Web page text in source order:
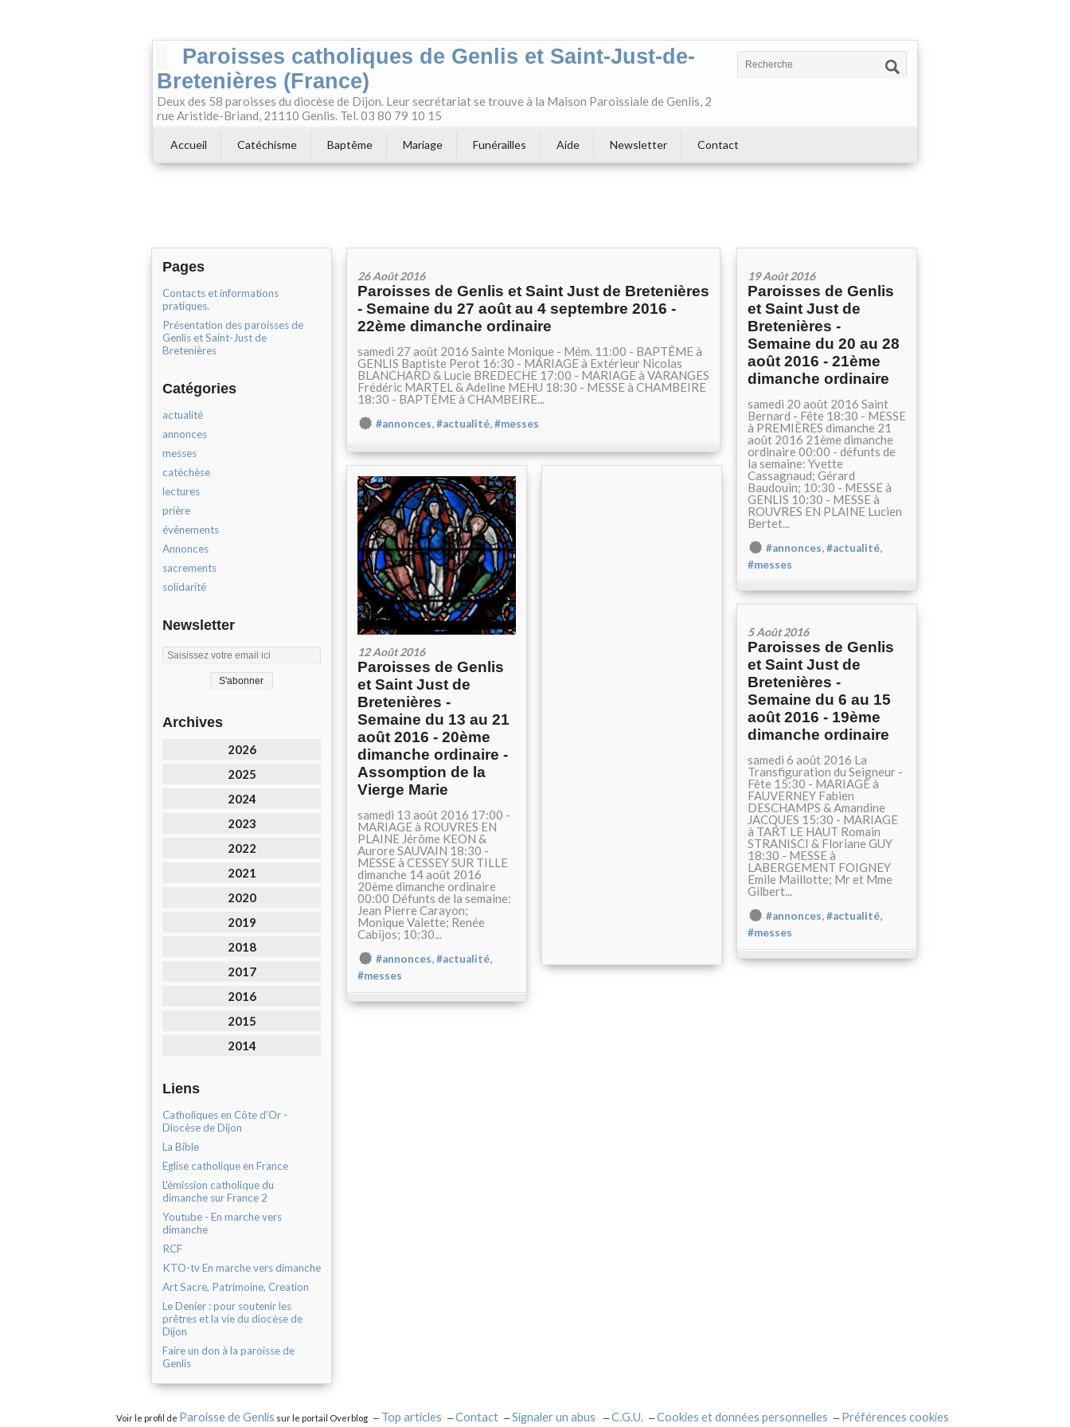
Paroisses catholiques de Genlis et Saint-Just-de-
Bretenières (France)
Deux des 58 paroisses du diocèse de Dijon. Leur secrétariat se trouve à la Maison Paroissiale de Genlis, 2
rue Aristide-Briand, 21110 Genlis. Tel. 03 80 79 10 15
Accueil Catéchisme Baptême Mariage Funérailles Aide Newsletter Contact
Pages
Contacts et informations
pratiques.
Présentation des paroisses de
Genlis et Saint-Just de
Bretenières
Catégories
actualité
annonces
messes
catéchèse
lectures
prière
évênements
Annonces
sacrements
solidarité
Newsletter
Archives
2026
2025
2024
2023
2022
2021
2020
2019
2018
2017
2016
2015
2014
Liens
Catholiques en Côte d'Or -
Diocèse de Dijon
La Bible
Eglise catholique en France
L'émission catholique du
dimanche sur France 2
Youtube - En marche vers
dimanche
RCF
KTO-tv En marche vers dimanche
Art Sacre, Patrimoine, Creation
Le Denier : pour soutenir les
prêtres et la vie du diocèse de
Dijon
Faire un don à la paroisse de
Genlis
26 Août 2016
Paroisses de Genlis et Saint Just de Bretenières
- Semaine du 27 août au 4 septembre 2016 -
22ème dimanche ordinaire
samedi 27 août 2016 Sainte Monique - Mém. 11:00 - BAPTÊME à
GENLIS Baptiste Perot 16:30 - MARIAGE à Extérieur Nicolas
BLANCHARD & Lucie BREDECHE 17:00 - MARIAGE à VARANGES
Frédéric MARTEL & Adeline MEHU 18:30 - MESSE à CHAMBEIRE
18:30 - BAPTÊME à CHAMBEIRE...
#annonces,#actualité,#messes
19 Août 2016
Paroisses de Genlis
et Saint Just de
Bretenières -
Semaine du 20 au 28
août 2016 - 21ème
dimanche ordinaire
samedi 20 août 2016 Saint
Bernard - Fête 18:30 - MESSE
à PREMIÈRES dimanche 21
août 2016 21ème dimanche
ordinaire 00:00 - défunts de
la semaine: Yvette
Cassagnaud; Gérard
Baudouin; 10:30 - MESSE à
GENLIS 10:30 - MESSE à
ROUVRES EN PLAINE Lucien
Bertet...
#annonces,#actualité,
#messes
12 Août 2016
Paroisses de Genlis
et Saint Just de
Bretenières -
Semaine du 13 au 21
août 2016 - 20ème
dimanche ordinaire -
Assomption de la
Vierge Marie
samedi 13 août 2016 17:00 -
MARIAGE à ROUVRES EN
PLAINE Jérôme KEON &
Aurore SAUVAIN 18:30 -
MESSE à CESSEY SUR TILLE
dimanche 14 août 2016
20ème dimanche ordinaire
00:00 Défunts de la semaine:
Jean Pierre Carayon;
Monique Valette; Renée
Cabijos; 10:30...
#annonces,#actualité,
#messes
5 Août 2016
Paroisses de Genlis
et Saint Just de
Bretenières -
Semaine du 6 au 15
août 2016 - 19ème
dimanche ordinaire
samedi 6 août 2016 La
Transfiguration du Seigneur -
Fête 15:30 - MARIAGE à
FAUVERNEY Fabien
DESCHAMPS & Amandine
JACQUES 15:30 - MARIAGE
à TART LE HAUT Romain
STRANISCI & Floriane GUY
18:30 - MESSE à
LABERGEMENT FOIGNEY
Emile Maillotte; Mr et Mme
Gilbert...
#annonces,#actualité,
#messes
Voir le profil de Paroisse de Genlis sur le portail Overblog Top articles Contact Signaler un abus C.G.U. Cookies et données personnelles Préférences cookies